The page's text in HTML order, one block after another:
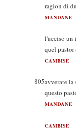
ragion di
MANDANE
Si
l'ucciso un
quel pastor
CAMBISE
O
805avverate la
questo
MANDANE
Or
CAMBISE